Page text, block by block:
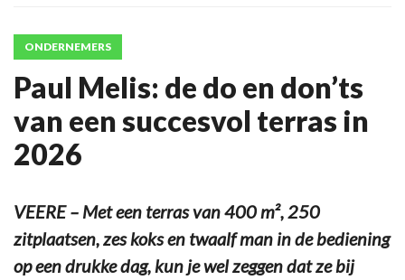
ONDERNEMERS
Paul Melis: de do en don’ts
van een succesvol terras in
2026
VEERE – Met een terras van 400 m², 250
zitplaatsen, zes koks en twaalf man in de bediening
op een drukke dag, kun je wel zeggen dat ze bij